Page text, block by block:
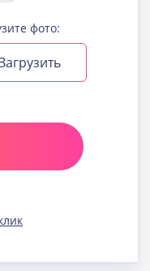
фото: